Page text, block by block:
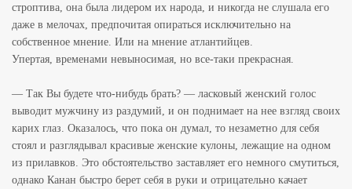
строптива, она была лидером их народа, и никогда не слушала его
даже в мелочах, предпочитая опираться исключительно на
собственное мнение. Или на мнение атлантийцев.
Упертая, временами невыносимая, но все-таки прекрасная.
— Так Вы будете что-нибудь брать? — ласковый женский голос
выводит мужчину из раздумий, и он поднимает на нее взгляд своих
карих глаз. Оказалось, что пока он думал, то незаметно для себя
стоял и разглядывал красивые женские кулоны, лежащие на одном
из прилавков. Это обстоятельство заставляет его немного смутиться,
однако Канан быстро берет себя в руки и отрицательно качает